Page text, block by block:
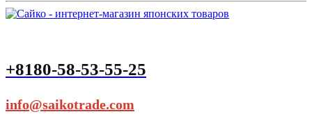
+8180-58-53-55-25
info@saikotrade.com